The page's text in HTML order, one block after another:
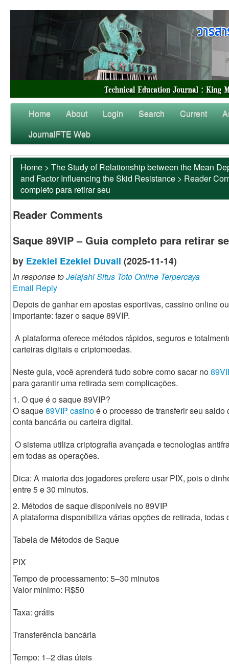
Home About Login Search Current
JournalFTE Web
Home > The Study of Relationship between the Mean
and Factor Influencing the Skid Resistance > Reader
completo para retirar seu
Reader Comments
Saque 89VIP – Guia completo para retirar
by Ezekiel Ezekiel Duvall (2025-11-14)
In response toJelajahi Situs Toto Online Terpercaya
Email Reply
Depois de ganhar em apostas esportivas, cassino online
importante: fazer o saque 89VIP.
A plataforma oferece métodos rápidos, seguros e
carteiras digitais e criptomoedas.
Neste guia, você aprenderá tudo sobre como sacar no
para garantir uma retirada sem complicações.
1. O que é o saque 89VIP?
O saque89VIP casinoé o processo de transferir seu
conta bancária ou carteira digital.
O sistema utiliza criptografia avançada e tecnologias
em todas as operações.
Dica: A maioria dos jogadores prefere usar PIX, pois o
entre 5 e 30 minutos.
2. Métodos de saque disponíveis no 89VIP
A plataforma disponibiliza várias opções de retirada,
Tabela de Métodos de Saque
PIX
Tempo de processamento: 5–30 minutos
Valor mínimo: R$50
Taxa: grátis
Transferência bancária
Tempo: 1–2 dias úteis